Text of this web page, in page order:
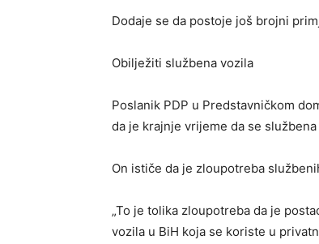
Dodaje se da postoje još brojni
Obilježiti službena vozila
Poslanik PDP u Predstavničkom
da je krajnje vrijeme da se
On ističe da je zloupotreba
„To je tolika zloupotreba da je
vozila u BiH koja se koriste u